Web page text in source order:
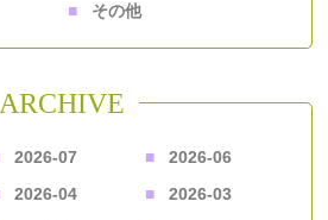
その他
ARCHIVE
2026-07
2026-06
2026-04
2026-03